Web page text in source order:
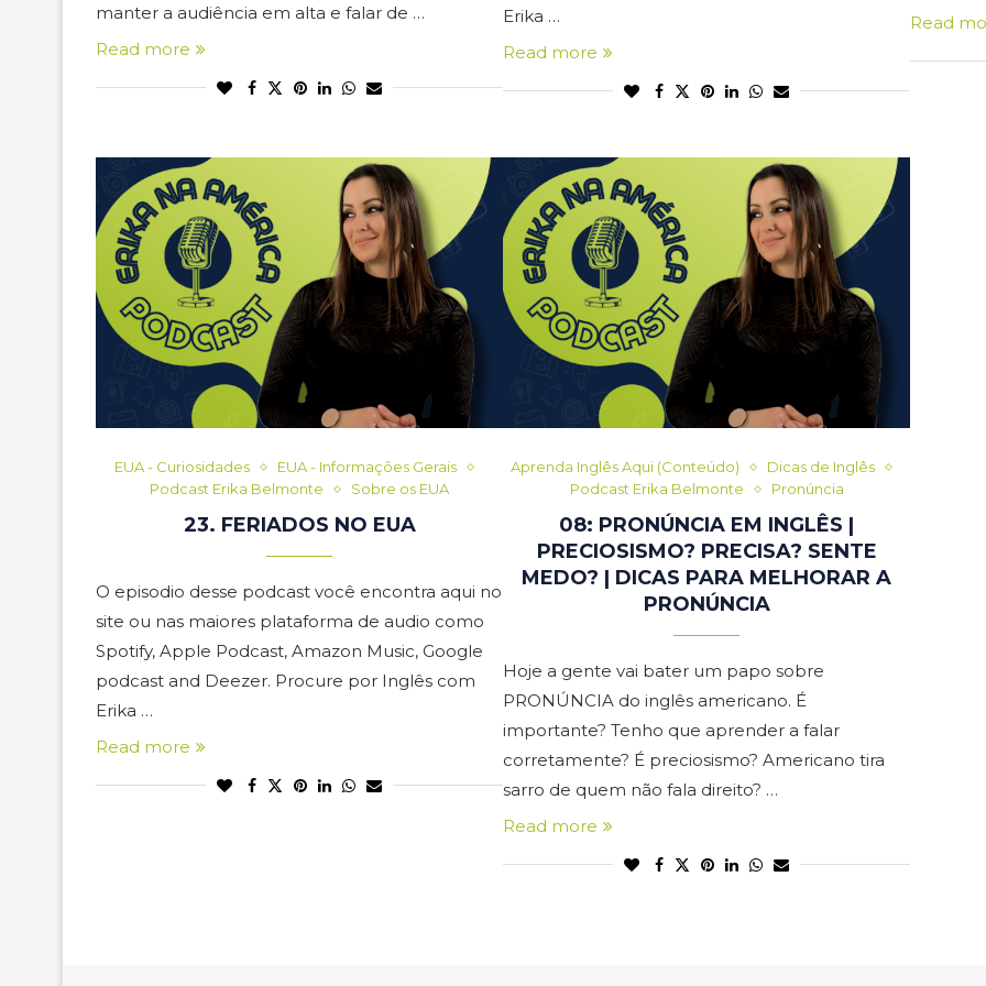
manter a audiência em alta e falar de …
Read more
Erika …
Read more
Read
EUA - Curiosidades
EUA - Informações Gerais
Podcast Erika Belmonte
Sobre os EUA
23. FERIADOS NO EUA
O episodio desse podcast você encontra aqui no
site ou nas maiores plataforma de audio como
Spotify, Apple Podcast, Amazon Music, Google
podcast and Deezer. Procure por Inglês com
Erika …
Read more
Aprenda Inglês Aqui (Conteúdo)
Dicas de Inglês
Podcast Erika Belmonte
Pronúncia
08: PRONÚNCIA EM INGLÊS |
PRECIOSISMO? PRECISA? SENTE
MEDO? | DICAS PARA MELHORAR A
PRONÚNCIA
Hoje a gente vai bater um papo sobre
PRONÚNCIA do inglês americano. É
importante? Tenho que aprender a falar
corretamente? É preciosismo? Americano tira
sarro de quem não fala direito? …
Read more